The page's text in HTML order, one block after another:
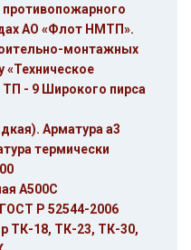
противопожарного
АО «Флот НМТП».
монтажных
«Техническое
- 9 Широкого пирса
Арматура а3
термически
А500С
Р 52544-2006
ТК-18, ТК-23, ТК-30,